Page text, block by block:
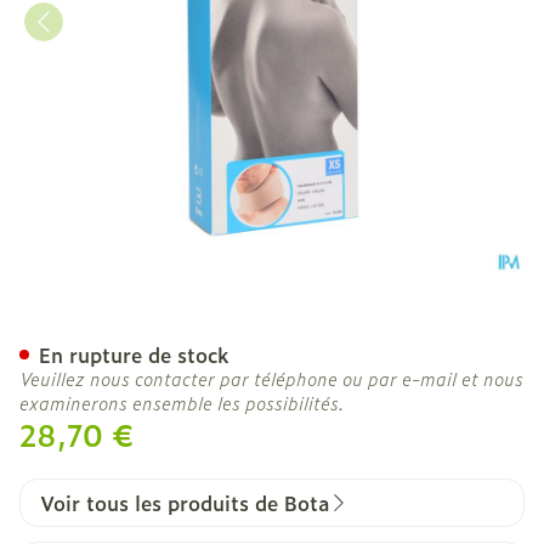
28,70 €
En rupture de stock
Veuillez nous contacter par téléphone ou par e-mail et nous
examinerons ensemble les possibilités.
Voir tous les produits de Bota